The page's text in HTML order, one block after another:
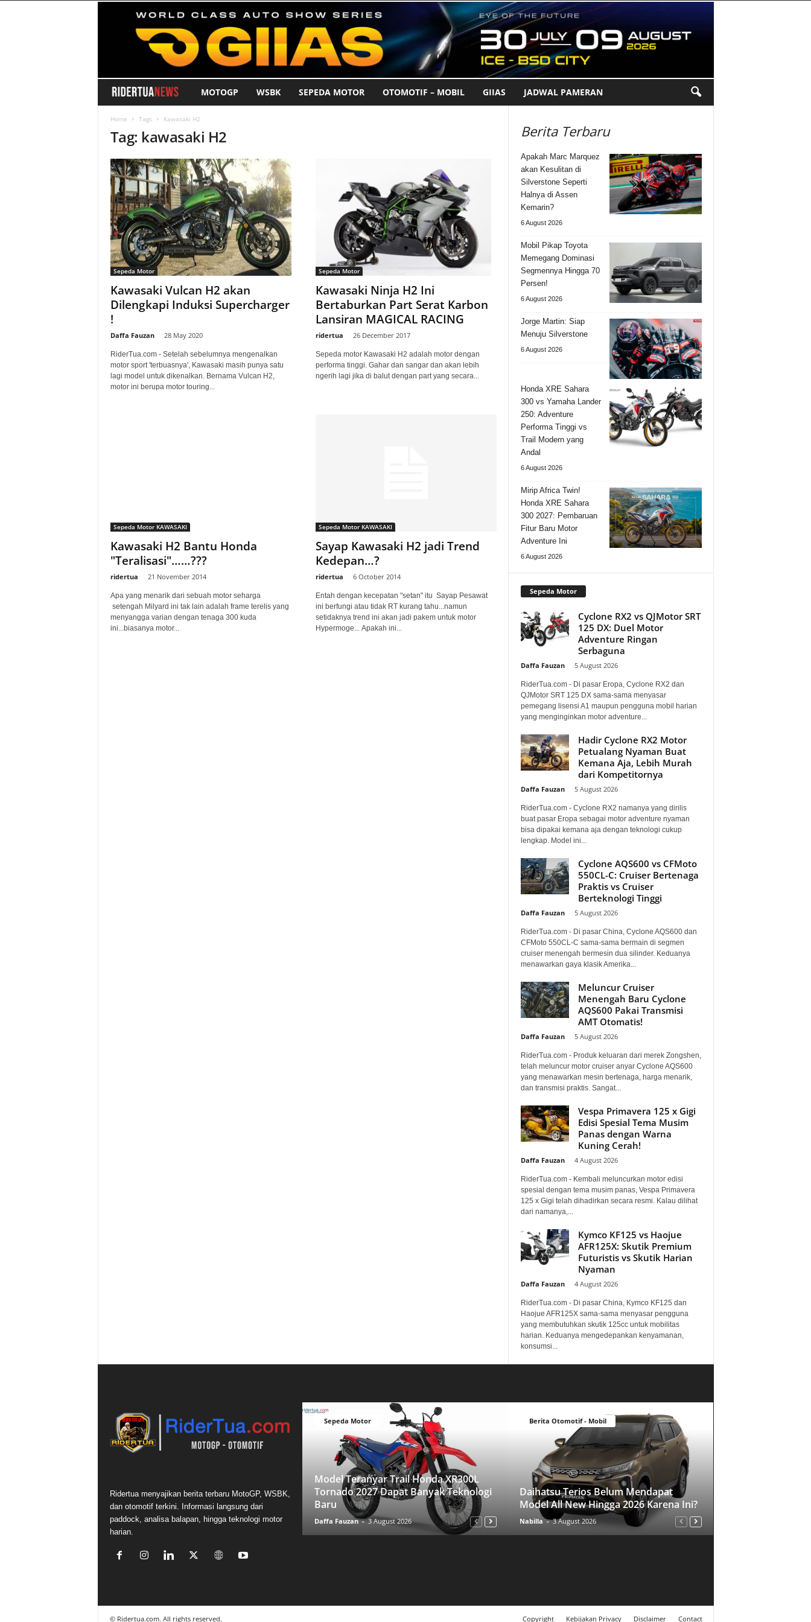
i
d
e
r
T
u
a
.
o
m
MOTOGP WSBK SEPEDA MOTOR OTOMOTIF – MOBIL GIIAS JADWAL PAMERAN
Home Tags Kawasaki H2
Tag: kawasaki H2
Sepeda Motor
Kawasaki Vulcan H2 akan
Dilengkapi Induksi Supercharger
!
Daffa Fauzan 28 May 2020
RiderTua.com - Setelah sebelumnya mengenalkan
motor sport 'terbuasnya', Kawasaki masih punya satu
lagi model untuk dikenalkan. Bernama Vulcan H2,
motor ini berupa motor touring...
Sepeda Motor
Kawasaki Ninja H2 Ini
Bertaburkan Part Serat Karbon
Lansiran MAGICAL RACING
ridertua 26 December 2017
Sepeda motor Kawasaki H2 adalah motor dengan
performa tinggi. Gahar dan sangar dan akan lebih
ngerih lagi jika di balut dengan part yang secara...
Sepeda Motor KAWASAKI
Kawasaki H2 Bantu Honda
"Teralisasi"……???
ridertua 21 November 2014
Apa yang menarik dari sebuah motor seharga
setengah Milyard ini tak lain adalah frame terelis yang
menyangga varian dengan tenaga 300 kuda
ini...biasanya motor...
Sepeda Motor KAWASAKI
Sayap Kawasaki H2 jadi Trend
Kedepan…?
ridertua 6 October 2014
Entah dengan kecepatan "setan" itu Sayap Pesawat
ini berfungi atau tidak RT kurang tahu...namun
setidaknya trend ini akan jadi pakem untuk motor
Hypermoge... Apakah ini...
Berita Terbaru
Apakah Marc Marquez
akan Kesulitan di
Silverstone Seperti
Halnya di Assen
Kemarin?
6 August 2026
Mobil Pikap Toyota
Memegang Dominasi
Segmennya Hingga 70
Persen!
6 August 2026
Jorge Martin: Siap
Menuju Silverstone
6 August 2026
Honda XRE Sahara
300 vs Yamaha Lander
250: Adventure
Performa Tinggi vs
Trail Modern yang
Andal
6 August 2026
Mirip Africa Twin!
Honda XRE Sahara
300 2027: Pembaruan
Fitur Baru Motor
Adventure Ini
6 August 2026
Sepeda Motor
Cyclone RX2 vs QJMotor SRT
125 DX: Duel Motor
Adventure Ringan
Serbaguna
Daffa Fauzan 5 August 2026
RiderTua.com - Di pasar Eropa, Cyclone RX2 dan
QJMotor SRT 125 DX sama-sama menyasar
pemegang lisensi A1 maupun pengguna mobil harian
yang menginginkan motor adventure...
Hadir Cyclone RX2 Motor
Petualang Nyaman Buat
Kemana Aja, Lebih Murah
dari Kompetitornya
Daffa Fauzan 5 August 2026
RiderTua.com - Cyclone RX2 namanya yang dirilis
buat pasar Eropa sebagai motor adventure nyaman
bisa dipakai kemana aja dengan teknologi cukup
lengkap. Model ini...
Cyclone AQS600 vs CFMoto
550CL-C: Cruiser Bertenaga
Praktis vs Cruiser
Berteknologi Tinggi
Daffa Fauzan 5 August 2026
RiderTua.com - Di pasar China, Cyclone AQS600 dan
CFMoto 550CL-C sama-sama bermain di segmen
cruiser menengah bermesin dua silinder. Keduanya
menawarkan gaya klasik Amerika...
Meluncur Cruiser
Menengah Baru Cyclone
AQS600 Pakai Transmisi
AMT Otomatis!
Daffa Fauzan 5 August 2026
RiderTua.com - Produk keluaran dari merek Zongshen,
telah meluncur motor cruiser anyar Cyclone AQS600
yang menawarkan mesin bertenaga, harga menarik,
dan transmisi praktis. Sangat...
Vespa Primavera 125 x Gigi
Edisi Spesial Tema Musim
Panas dengan Warna
Kuning Cerah!
Daffa Fauzan 4 August 2026
RiderTua.com - Kembali meluncurkan motor edisi
spesial dengan tema musim panas, Vespa Primavera
125 x Gigi telah dihadirkan secara resmi. Kalau dilihat
dari namanya,...
Kymco KF125 vs Haojue
AFR125X: Skutik Premium
Futuristis vs Skutik Harian
Nyaman
Daffa Fauzan 4 August 2026
RiderTua.com - Di pasar China, Kymco KF125 dan
Haojue AFR125X sama-sama menyasar pengguna
yang membutuhkan skutik 125cc untuk mobilitas
harian. Keduanya mengedepankan kenyamanan,
konsumsi...
Ridertua menyajikan berita terbaru MotoGP, WSBK,
dan otomotif terkini. Informasi langsung dari
paddock, analisa balapan, hingga teknologi motor
harian.
Sepeda Motor
Model Teranyar Trail Honda XR300L
Tornado 2027 Dapat Banyak Teknologi
Baru
Daffa Fauzan - 3 August 2026
Berita Otomotif - Mobil
Daihatsu Terios Belum Mendapat
Model All New Hingga 2026 Karena Ini?
Nabilla - 3 August 2026
Copyright Kebijakan Privacy Disclaimer Contact
© Ridertua.com. All rights reserved.